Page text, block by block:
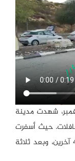
\ نوفمبر، شهدت مدينة
حيث أسفرت
هذه التفجيرات عن مقتل صهيوني وإصابة 47 آخرين، وبعد ثلاثة